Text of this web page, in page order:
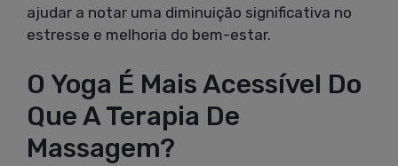
ajudar a notar uma diminuição significativa no
estresse e melhoria do bem-estar.
O Yoga É Mais Acessível Do
Que A Terapia De
Massagem?